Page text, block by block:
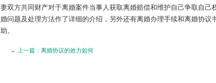
妻双方共同财产对于离婚案件当事人获取离婚赔偿和维护自己争取自己
婚问题及处理方法作了详细的介绍，另外还有离婚办理手续和离婚协议
助。
← 上一篇：离婚协议的效力如何